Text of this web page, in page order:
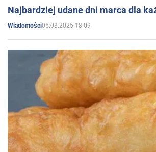
Najbardziej udane dni marca dla
Wiadomości05.03.2025 18:09